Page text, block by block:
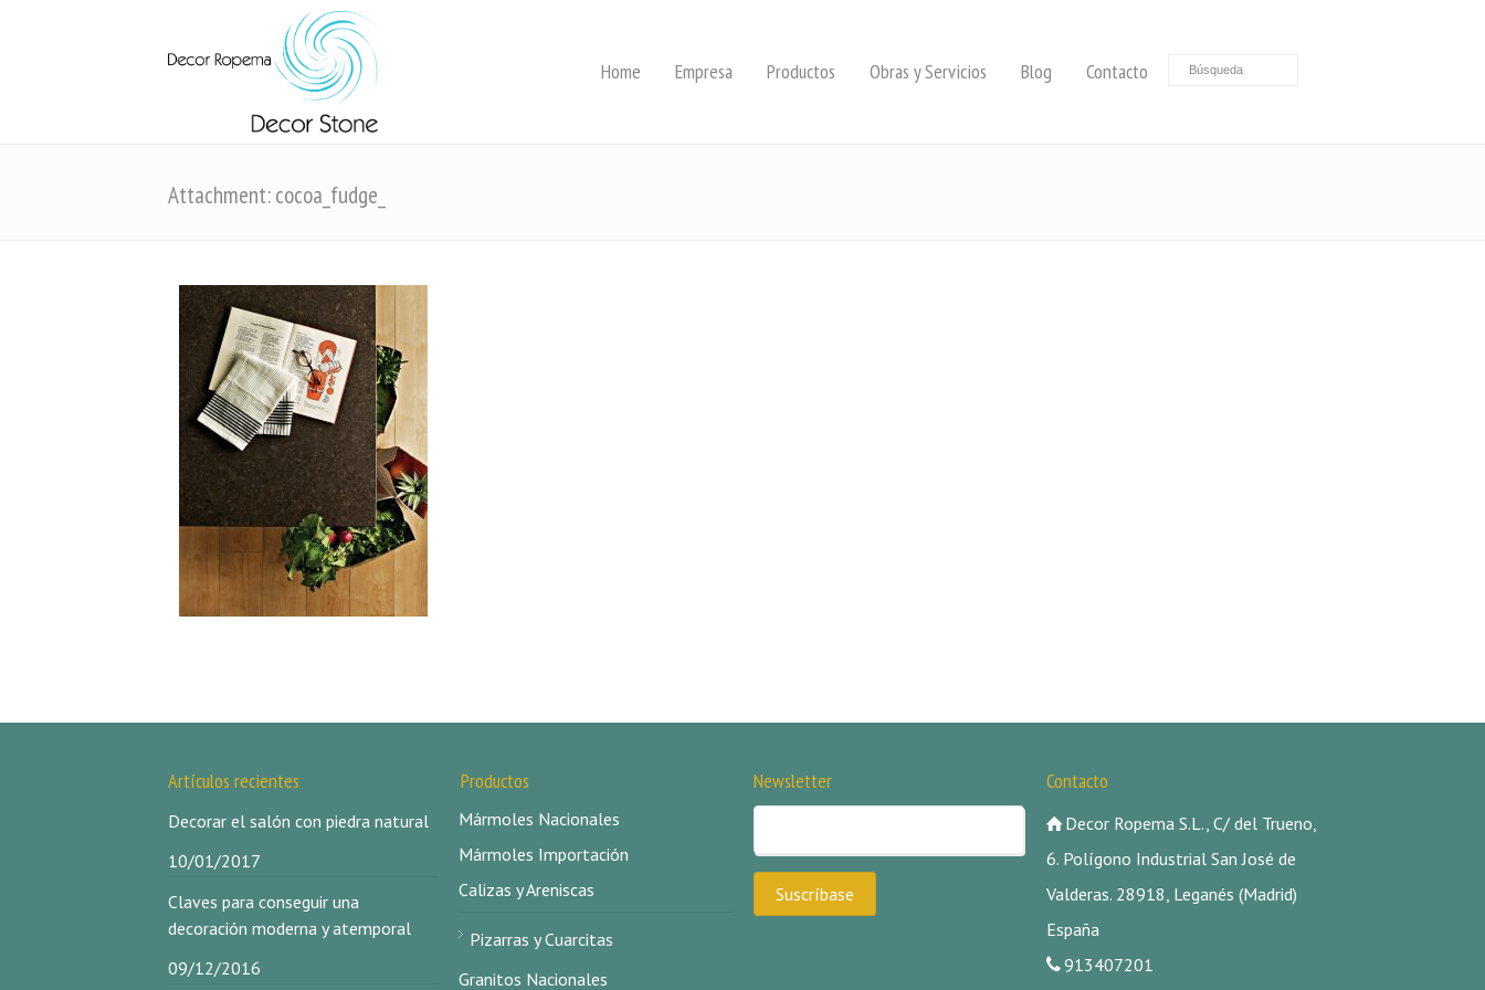
Home Empresa Productos Obras y Servicios Blog Contacto
Attachment: cocoa_fudge_
Artículos recientes
Decorar el salón con piedra natural
10/01/2017
Claves para conseguir una
decoración moderna y atemporal
09/12/2016
Productos
Mármoles Nacionales
Mármoles Importación
Calizas y Areniscas
Pizarras y Cuarcitas
Granitos Nacionales
Newsletter Contacto
Decor Ropema S.L., C/ del Trueno,
6. Polígono Industrial San José de
Valderas. 28918, Leganés (Madrid)
España
913407201